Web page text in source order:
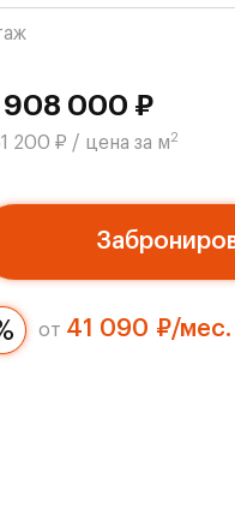
908 000 ₽
200 ₽ / цена за м2
от 41 090 ₽/мес.